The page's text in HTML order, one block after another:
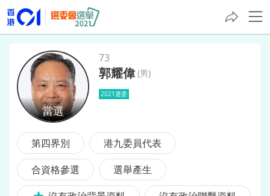
郭耀偉
73
郭耀偉 (男)
2021選委
第四界別
港九委員代表
合資格參選
選舉產生